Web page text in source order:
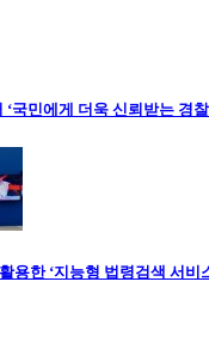
국민에게 더욱 신뢰받는 경
용한 ‘지능형 법령검색 서비